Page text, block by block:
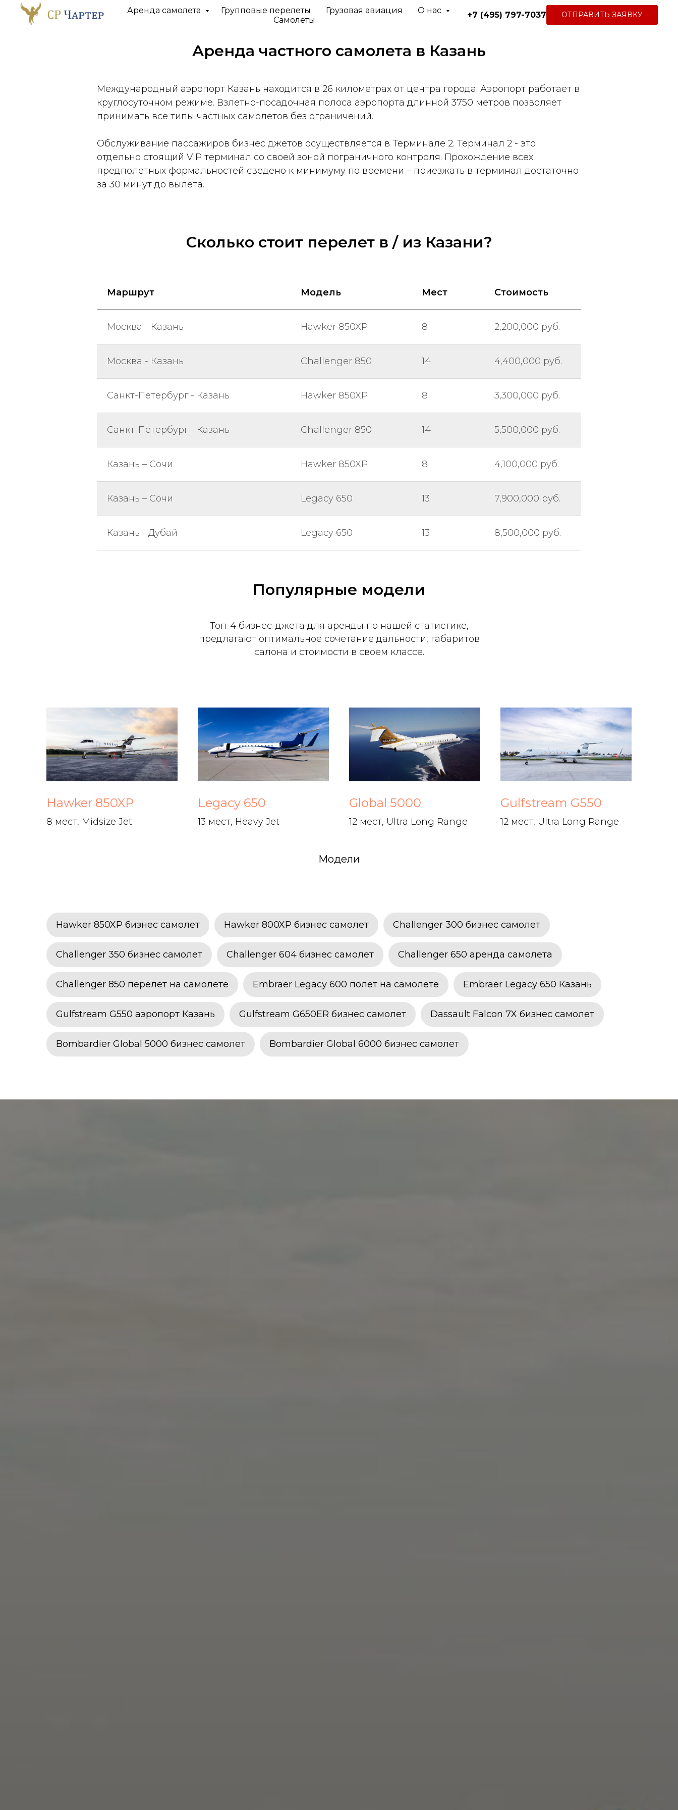
Аренда самолета Групповые перелеты Грузовая авиация
О нас
Самолеты
+7 (495) 797-7037 ОТПРАВИТЬ ЗАЯВКУ
Аренда частного самолета в Казань
Международный аэропорт Казань находится в 26 километрах от центра города. Аэропорт работает в
круглосуточном режиме. Взлетно-посадочная полоса аэропорта длинной 3750 метров позволяет
принимать все типы частных самолетов без ограничений.
Обслуживание пассажиров бизнес джетов осуществляется в Терминале 2. Терминал 2 - это
отдельно стоящий VIP терминал со своей зоной пограничного контроля. Прохождение всех
предполетных формальностей сведено к минимуму по времени – приезжать в терминал достаточно
за 30 минут до вылета.
Сколько стоит перелет в / из Казани?
Маршрут Модель Мест Стоимость
Москва - Казань Hawker 850XP 8 2,200,000 руб.
Москва - Казань Challenger 850 14 4,400,000 руб.
Санкт-Петербург - Казань Hawker 850XP 8 3,300,000 руб.
Санкт-Петербург - Казань Challenger 850 14 5,500,000 руб.
Казань – Сочи Hawker 850XP 8 4,100,000 руб.
Казань – Сочи Legacy 650 13 7,900,000 руб.
Казань - Дубай Legacy 650 13 8,500,000 руб.
Популярные модели
Топ-4 бизнес-джета для аренды по нашей статистике,
предлагают оптимальное сочетание дальности, габаритов
салона и стоимости в своем классе.
Hawker 850XP
8 мест, Midsize Jet
Legacy 650
13 мест, Heavy Jet
Global 5000
12 мест, Ultra Long Range
Gulfstream G550
12 мест, Ultra Long Range
Модели
Hawker 850XP бизнес самолет Hawker 800XP бизнес самолет Challenger 300 бизнес самолет
Challenger 350 бизнес самолет Challenger 604 бизнес самолет Challenger 650 аренда самолета
Challenger 850 перелет на самолете Embraer Legacy 600 полет на самолете Embraer Legacy 650 Казань
Gulfstream G550 аэропорт Казань Gulfstream G650ER бизнес самолет Dassault Falcon 7X бизнес самолет
Bombardier Global 5000 бизнес самолет Bombardier Global 6000 бизнес самолет